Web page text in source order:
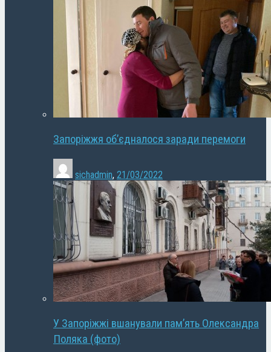
Запоріжжя об’єдналося заради перемоги
sichadmin, 21/03/2022
У Запоріжжі вшанували пам’ять Олександра
Поляка (фото)